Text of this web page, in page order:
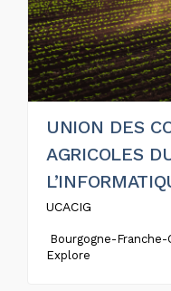
UNION DES
AGRICOLES
UCACIG
Bourgogne-
Explore